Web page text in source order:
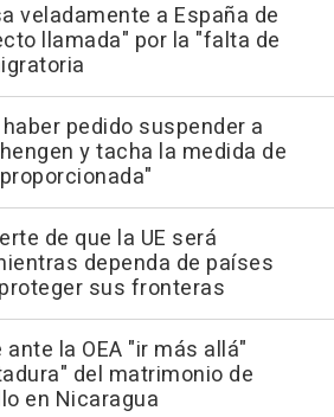
veladamente a España de
llamada" por la "falta de
pedido suspender a
y tacha la medida de
de que la UE será
dependa de países
sus fronteras
ante la OEA "ir más allá"
del matrimonio de
en Nicaragua